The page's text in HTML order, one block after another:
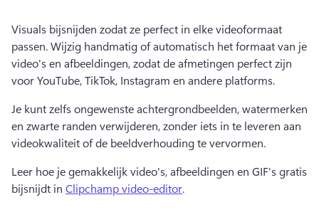
Visuals bijsnijden zodat ze perfect in elke videoformaat
passen. Wijzig handmatig of automatisch het formaat van je
video's en afbeeldingen, zodat de afmetingen perfect zijn
voor YouTube, TikTok, Instagram en andere platforms.
Je kunt zelfs ongewenste achtergrondbeelden, watermerken
en zwarte randen verwijderen, zonder iets in te leveren aan
videokwaliteit of de beeldverhouding te vervormen.
Leer hoe je gemakkelijk video's, afbeeldingen en GIF's gratis
bijsnijdt in Clipchamp video-editor.